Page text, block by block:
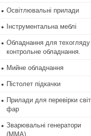
Освітлювальні прилади
Інструментальна меблі
Обладнання для техогляду
контрольне обладнання.
Мийне обладнання
Пістолет підкачки
Прилади для перевірки
фар
Зварювальні генератори
(MMA)